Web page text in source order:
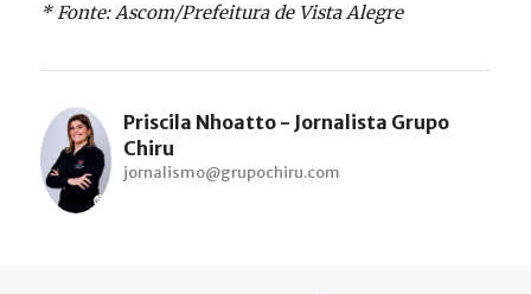
* Fonte: Ascom/Prefeitura de Vista Alegre
Priscila Nhoatto - Jornalista Grupo
Chiru
jornalismo@grupochiru.com